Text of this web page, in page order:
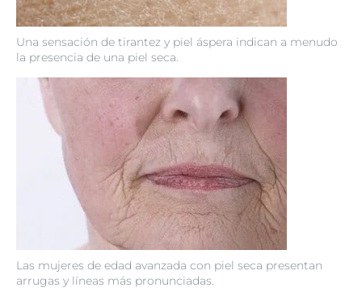
Una sensación de tirantez y piel áspera indican a menudo
la presencia de una piel seca.
Las mujeres de edad avanzada con piel seca presentan
arrugas y líneas más pronunciadas.